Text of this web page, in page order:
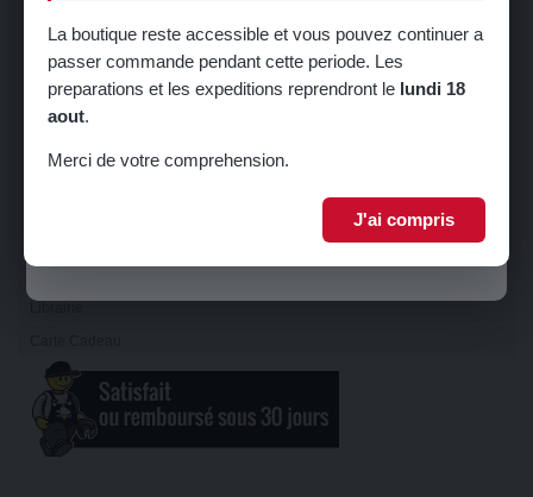
Suspension
Train
Carrosserie
🎁 5% de réduction sur votre première
commande !
La boutique reste accessible et vous pouvez continuer a
passer commande pendant cette periode. Les
preparations et les expeditions reprendront le lundi 18
aout.
Merci de votre comprehension.
J'ai compris